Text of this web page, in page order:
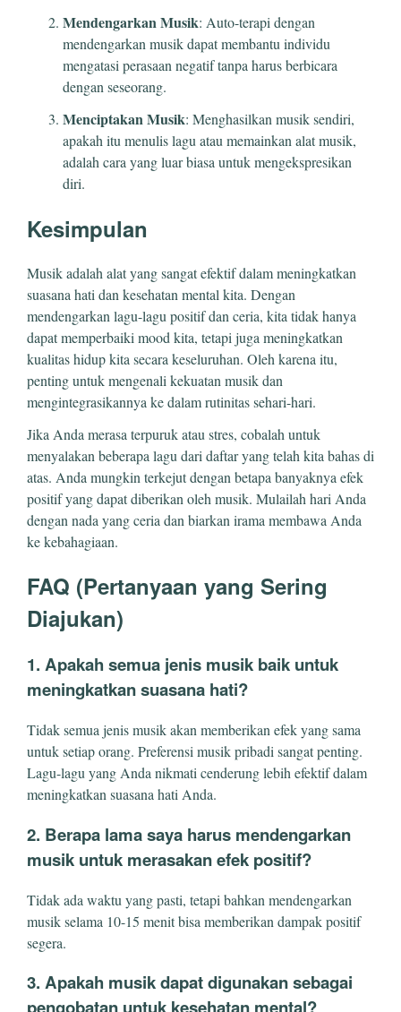
Mendengarkan Musik: Auto-terapi dengan
mendengarkan musik dapat membantu individu
mengatasi perasaan negatif tanpa harus berbicara
dengan seseorang.
Menciptakan Musik: Menghasilkan musik sendiri,
apakah itu menulis lagu atau memainkan alat musik,
adalah cara yang luar biasa untuk mengekspresikan
diri.
Kesimpulan
Musik adalah alat yang sangat efektif dalam meningkatkan
suasana hati dan kesehatan mental kita. Dengan
mendengarkan lagu-lagu positif dan ceria, kita tidak hanya
dapat memperbaiki mood kita, tetapi juga meningkatkan
kualitas hidup kita secara keseluruhan. Oleh karena itu,
penting untuk mengenali kekuatan musik dan
mengintegrasikannya ke dalam rutinitas sehari-hari.
Jika Anda merasa terpuruk atau stres, cobalah untuk
menyalakan beberapa lagu dari daftar yang telah kita bahas di
atas. Anda mungkin terkejut dengan betapa banyaknya efek
positif yang dapat diberikan oleh musik. Mulailah hari Anda
dengan nada yang ceria dan biarkan irama membawa Anda
ke kebahagiaan.
FAQ (Pertanyaan yang Sering
Diajukan)
1. Apakah semua jenis musik baik untuk
meningkatkan suasana hati?
Tidak semua jenis musik akan memberikan efek yang sama
untuk setiap orang. Preferensi musik pribadi sangat penting.
Lagu-lagu yang Anda nikmati cenderung lebih efektif dalam
meningkatkan suasana hati Anda.
2. Berapa lama saya harus mendengarkan
musik untuk merasakan efek positif?
Tidak ada waktu yang pasti, tetapi bahkan mendengarkan
musik selama 10-15 menit bisa memberikan dampak positif
segera.
3. Apakah musik dapat digunakan sebagai